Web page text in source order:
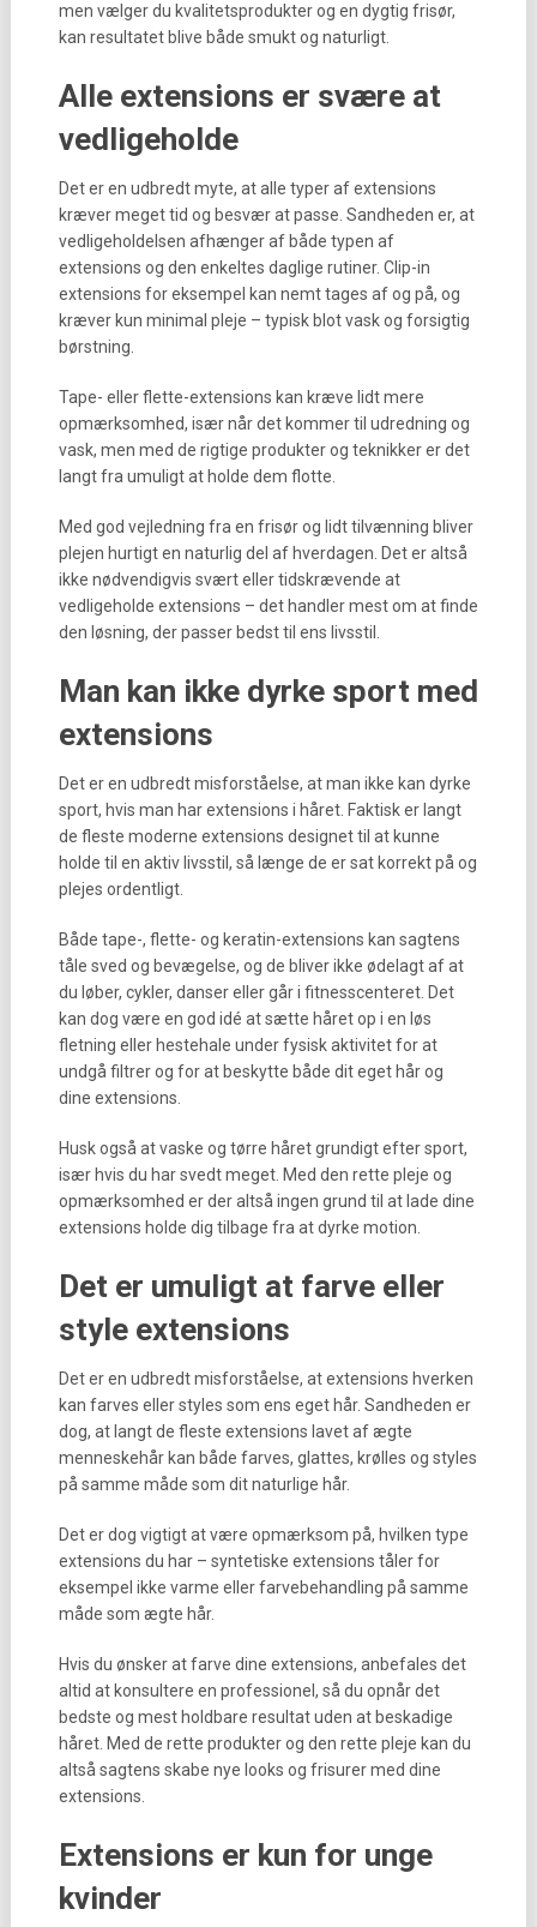
men vælger du kvalitetsprodukter og en dygtig frisør,
kan resultatet blive både smukt og naturligt.
Alle extensions er svære at
vedligeholde
Det er en udbredt myte, at alle typer af extensions
kræver meget tid og besvær at passe. Sandheden er, at
vedligeholdelsen afhænger af både typen af
extensions og den enkeltes daglige rutiner. Clip-in
extensions for eksempel kan nemt tages af og på, og
kræver kun minimal pleje – typisk blot vask og forsigtig
børstning.
Tape- eller flette-extensions kan kræve lidt mere
opmærksomhed, især når det kommer til udredning og
vask, men med de rigtige produkter og teknikker er det
langt fra umuligt at holde dem flotte.
Med god vejledning fra en frisør og lidt tilvænning bliver
plejen hurtigt en naturlig del af hverdagen. Det er altså
ikke nødvendigvis svært eller tidskrævende at
vedligeholde extensions – det handler mest om at finde
den løsning, der passer bedst til ens livsstil.
Man kan ikke dyrke sport med
extensions
Det er en udbredt misforståelse, at man ikke kan dyrke
sport, hvis man har extensions i håret. Faktisk er langt
de fleste moderne extensions designet til at kunne
holde til en aktiv livsstil, så længe de er sat korrekt på og
plejes ordentligt.
Både tape-, flette- og keratin-extensions kan sagtens
tåle sved og bevægelse, og de bliver ikke ødelagt af at
du løber, cykler, danser eller går i fitnesscenteret. Det
kan dog være en god idé at sætte håret op i en løs
fletning eller hestehale under fysisk aktivitet for at
undgå filtrer og for at beskytte både dit eget hår og
dine extensions.
Husk også at vaske og tørre håret grundigt efter sport,
især hvis du har svedt meget. Med den rette pleje og
opmærksomhed er der altså ingen grund til at lade dine
extensions holde dig tilbage fra at dyrke motion.
Det er umuligt at farve eller
style extensions
Det er en udbredt misforståelse, at extensions hverken
kan farves eller styles som ens eget hår. Sandheden er
dog, at langt de fleste extensions lavet af ægte
menneskehår kan både farves, glattes, krølles og styles
på samme måde som dit naturlige hår.
Det er dog vigtigt at være opmærksom på, hvilken type
extensions du har – syntetiske extensions tåler for
eksempel ikke varme eller farvebehandling på samme
måde som ægte hår.
Hvis du ønsker at farve dine extensions, anbefales det
altid at konsultere en professionel, så du opnår det
bedste og mest holdbare resultat uden at beskadige
håret. Med de rette produkter og den rette pleje kan du
altså sagtens skabe nye looks og frisurer med dine
extensions.
Extensions er kun for unge
kvinder